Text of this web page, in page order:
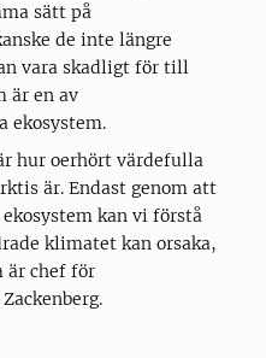
sätt på
de inte längre
vara skadligt för till
är en av
ekosystem.
hur oerhört värdefulla
är. Endast genom att
kan vi förstå
klimatet kan orsaka,
är chef för